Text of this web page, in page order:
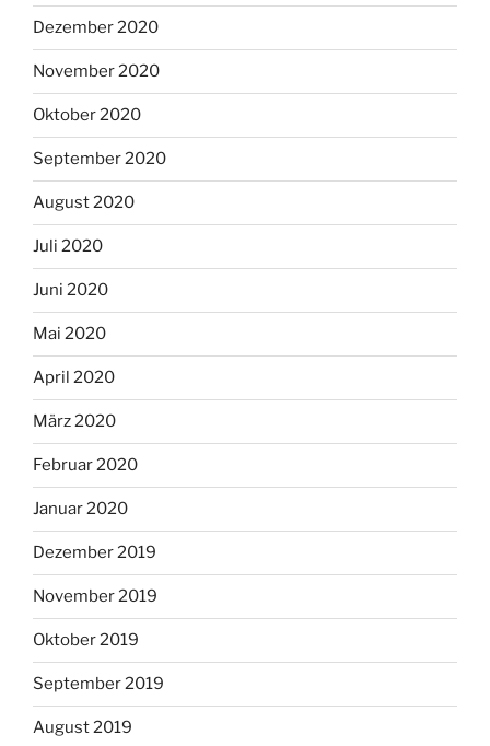
Dezember 2020
November 2020
Oktober 2020
September 2020
August 2020
Juli 2020
Juni 2020
Mai 2020
April 2020
März 2020
Februar 2020
Januar 2020
Dezember 2019
November 2019
Oktober 2019
September 2019
August 2019